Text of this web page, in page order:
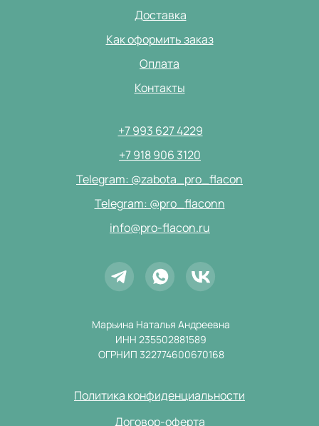
+7 918 906 3120
Политика конфиденциальности
+7 993 627 4229
Telegram: @zabota_pro_flacon
Telegram: @pro_flaconn
info@pro-flacon.ru
Доставка
Оплата
Как оформить заказ
Контакты
Договор-оферта
Марьина Наталья Андреевна
ИНН 235502881589
ОГРНИП 322774600670168